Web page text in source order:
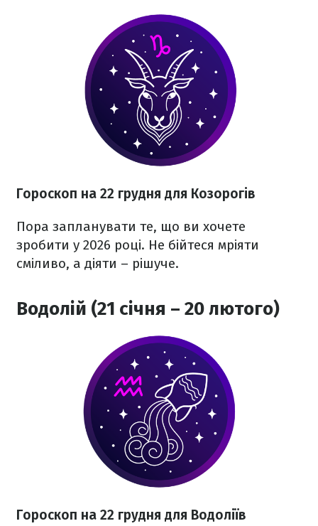
Гороскоп на 22 грудня для Козорогів
Пора запланувати те, що ви хочете
зробити у 2026 році. Не бійтеся мріяти
сміливо, а діяти – рішуче.
Водолій (21 січня – 20 лютого)
Гороскоп на 22 грудня для Водоліїв